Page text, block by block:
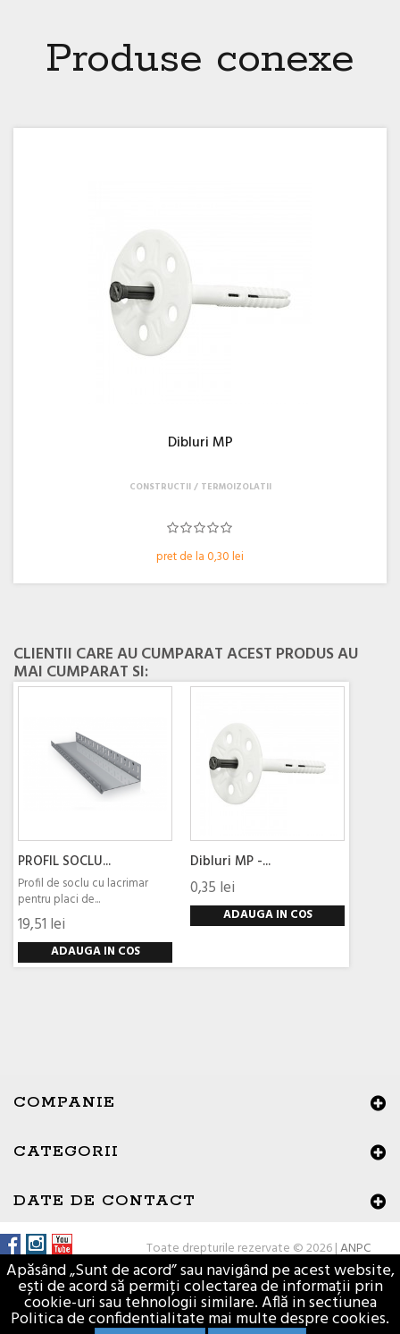
Produse conexe
Dibluri MP
pret de la 0,30 lei
CONSTRUCTII TERMOIZOLATII
CLIENTII CARE AU CUMPARAT ACEST PRODUS AU
MAI CUMPARAT SI:
PROFIL SOCLU...
Profil de soclu cu lacrimar
pentru placi de...
19,51 lei
ADAUGA IN COS
Dibluri MP -...
0,35 lei
ADAUGA IN COS
COMPANIE
CATEGORII
DATE DE CONTACT
Toate drepturile rezervate © 2026 |ANPC
Apăsând „Sunt de acord” sau navigând pe acest website,
ești de acord să permiți colectarea de informații prin
cookie-uri sau tehnologii similare. Află in sectiunea
Politica de confidentialitate mai multe despre cookies.